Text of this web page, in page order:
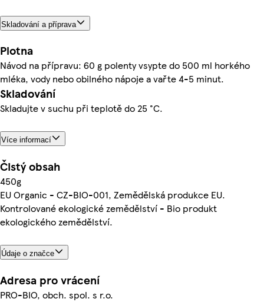
Skladování a příprava
Plotna
Návod na přípravu: 60 g polenty vsypte do 500 ml horkého
mléka, vody nebo obilného nápoje a vařte 4-5 minut.
Skladování
Skladujte v suchu při teplotě do 25 °C.
Více informací
Čistý obsah
450g
EU Organic - CZ-BIO-001, Zemědělská produkce EU.
Kontrolované ekologické zemědělství - Bio produkt
ekologického zemědělství.
Údaje o značce
Adresa pro vrácení
PRO-BIO, obch. spol. s r.o.